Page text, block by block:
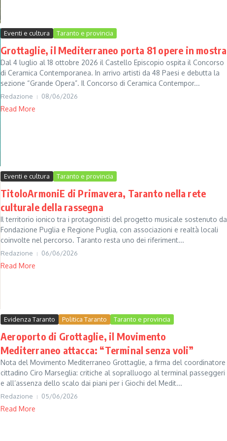
Eventi e cultura Taranto e provincia
Grottaglie, il Mediterraneo porta 81 opere in mostra
Dal 4 luglio al 18 ottobre 2026 il Castello Episcopio ospita il Concorso
di Ceramica Contemporanea. In arrivo artisti da 48 Paesi e debutta la
sezione “Grande Opera”. Il Concorso di Ceramica Contempor...
Redazione 08/06/2026
Read More
Eventi e cultura Taranto e provincia
TitoloArmoniE di Primavera, Taranto nella rete
culturale della rassegna
Il territorio ionico tra i protagonisti del progetto musicale sostenuto da
Fondazione Puglia e Regione Puglia, con associazioni e realtà locali
coinvolte nel percorso. Taranto resta uno dei riferiment...
Redazione 06/06/2026
Read More
Evidenza Taranto Politica Taranto Taranto e provincia
Aeroporto di Grottaglie, il Movimento
Mediterraneo attacca: “Terminal senza voli”
Nota del Movimento Mediterraneo Grottaglie, a firma del coordinatore
cittadino Ciro Marseglia: critiche al sopralluogo al terminal passeggeri
e all’assenza dello scalo dai piani per i Giochi del Medit...
Redazione 05/06/2026
Read More